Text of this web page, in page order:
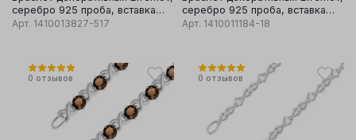
серебро 925 проба, вставка
фианит
Арт. 1410013827-517
серебро 925 проба, вставка
фианит
Арт. 1410011184-18
0 отзывов 0 отзывов